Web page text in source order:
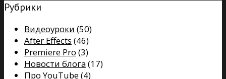
Рубрики
Видеоуроки (50)
After Effects (46)
Premiere Pro (3)
Новости блога(17)
Про YouTube(4)